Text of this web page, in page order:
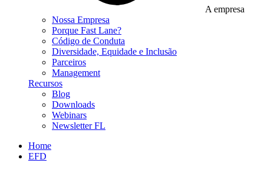
A empresa
Nossa Empresa
Porque Fast Lane?
Código de Conduta
Diversidade, Equidade e Inclusão
Parceiros
Management
Recursos
Blog
Downloads
Webinars
Newsletter FL
Home
EFD